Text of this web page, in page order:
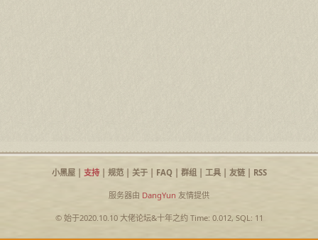
小黑屋| 支持| 规范| 关于| FAQ| 群组| 工具| 友链| RSS
服务器由 DangYun 友情提供
© 始于2020.10.10 大佬论坛&十年之约Time: 0.012, SQL: 11